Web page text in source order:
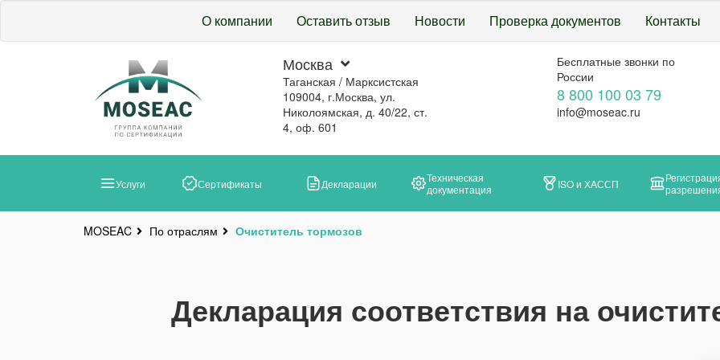
О компании Оставить отзыв Новости Проверка документов Контакты
Москва
Таганская / Марксистская
109004, г.Москва, ул.
Николоямская, д. 40/22, ст.
4, оф. 601
Бесплатные звонки по
России
8 800 100 03 79
info@moseac.ru
Услуги Сертификаты Декларации
Техническая
документация
ISO и ХАССП
MOSEAC По отраслям Очиститель тормозов
Декларация соответствия на